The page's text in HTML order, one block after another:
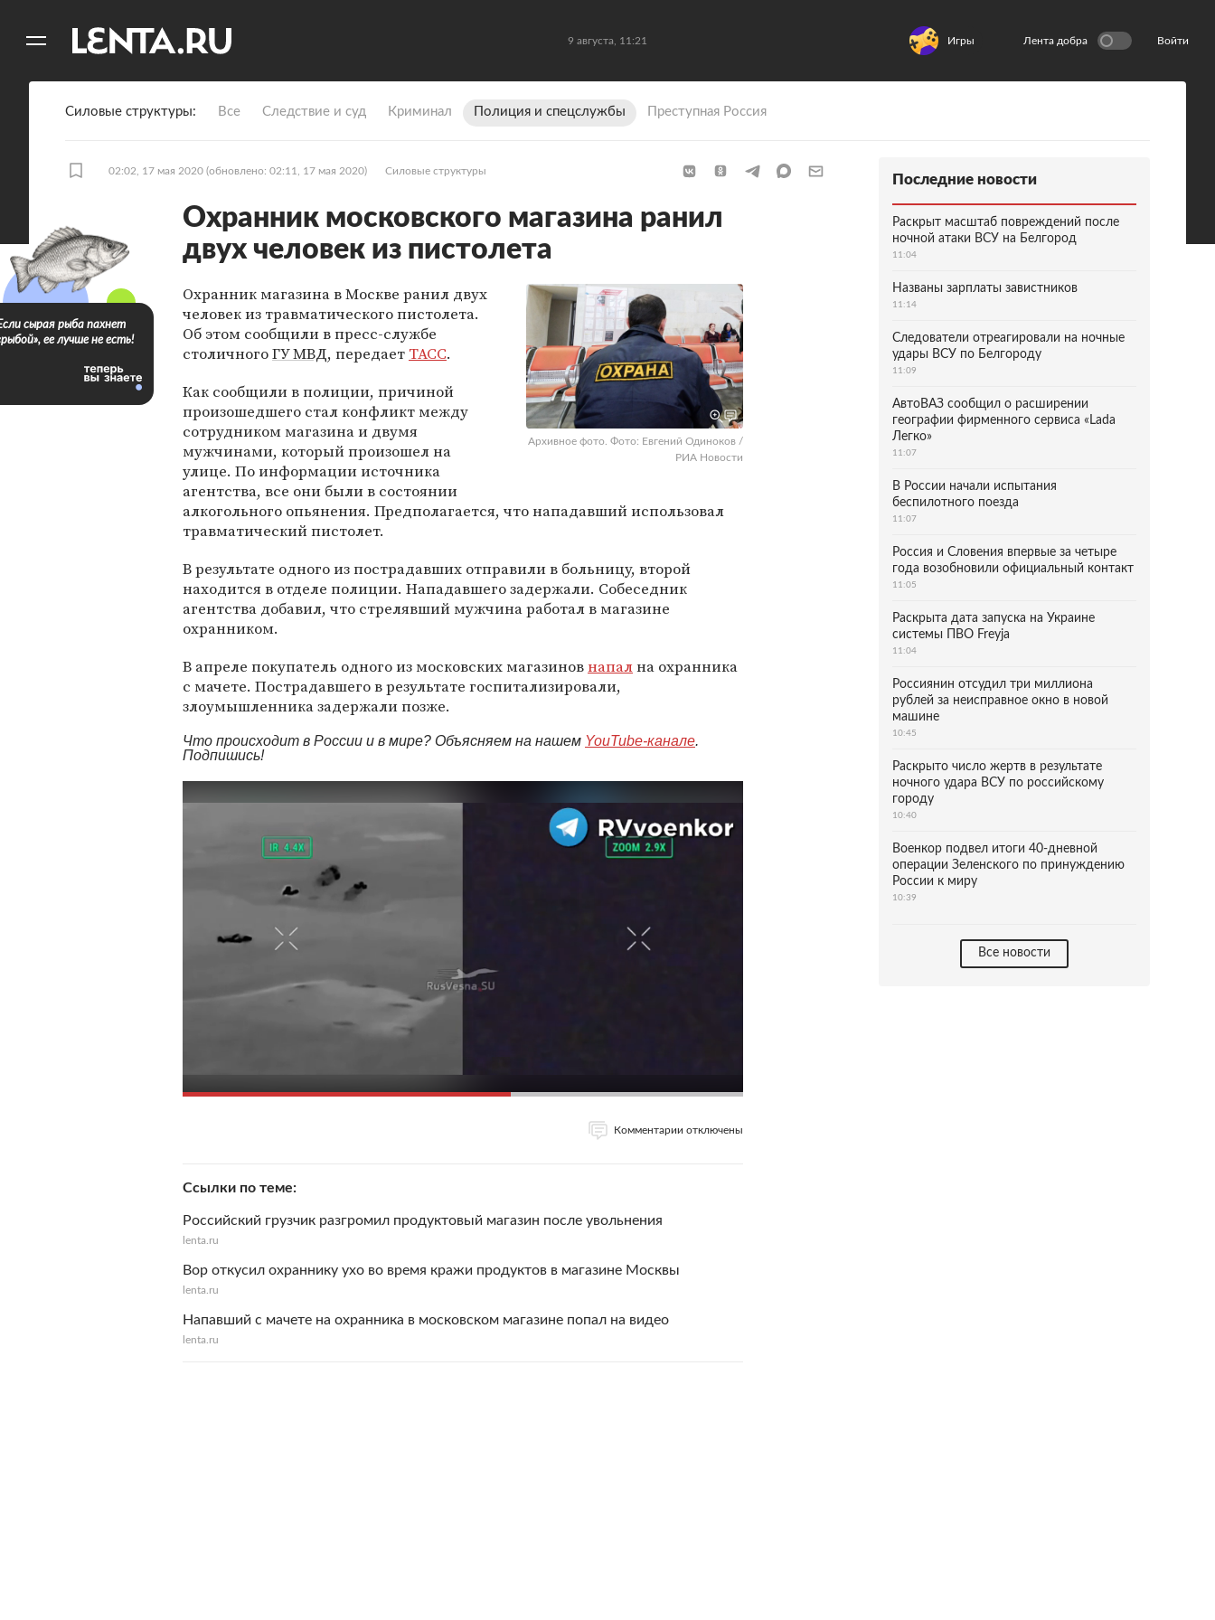
9 августа, 11:21 Игры Лента добра Войти
Силовые структуры Все Следствие и суд Криминал Полиция и спецслужбы Преступная Россия
02:02, 17 мая 2020 (обновлено: 02:11, 17 мая 2020) Силовые структуры
Охранник московского магазина ранил
двух человек из пистолета
Архивное фото. Фото: Евгений Одиноков /
РИА Новости
Охранник магазина в Москве ранил двух
человек из травматического пистолета.
Об этом сообщили в пресс-службе
столичногоГУ МВД, передает ТАСС.
Как сообщили в полиции, причиной
произошедшего стал конфликт между
сотрудником магазина и двумя
мужчинами, который произошел на
улице. По информации источника
агентства, все они были в состоянии
алкогольного опьянения. Предполагается, что нападавший использовал
травматический пистолет.
В результате одного из пострадавших отправили в больницу, второй
находится в отделе полиции. Нападавшего задержали. Собеседник
агентства добавил, что стрелявший мужчина работал в магазине
охранником.
В апреле покупатель одного из московских магазиновнапална охранника
с мачете. Пострадавшего в результате госпитализировали,
злоумышленника задержали позже.
Что происходит в России и в мире? Объясняем на нашем YouTube-канале.
Подпишись!
Комментарии отключены
Ссылки по теме
Российский грузчик разгромил продуктовый магазин после увольнения
lenta.ru
Вор откусил охраннику ухо во время кражи продуктов в магазине Москвы
lenta.ru
Напавший с мачете на охранника в московском магазине попал на видео
lenta.ru
сырая рыба пахнет
ее лучше не есть!
Последние новости
Раскрыт масштаб повреждений после
ночной атаки ВСУ на Белгород
11:04
Названы зарплаты завистников
11:14
Следователи отреагировали на ночные
удары ВСУ по Белгороду
11:09
АвтоВАЗ сообщил о расширении
географии фирменного сервиса «Lada
Легко»
11:07
В России начали испытания
беспилотного поезда
11:07
Россия и Словения впервые за четыре
года возобновили официальный контакт
11:05
Раскрыта дата запуска на Украине
системы ПВО Freyja
11:04
Россиянин отсудил три миллиона
рублей за неисправное окно в новой
машине
10:45
Раскрыто число жертв в результате
ночного удара ВСУ по российскому
городу
10:40
Военкор подвел итоги 40-дневной
операции Зеленского по принуждению
России к миру
10:39
Все новости